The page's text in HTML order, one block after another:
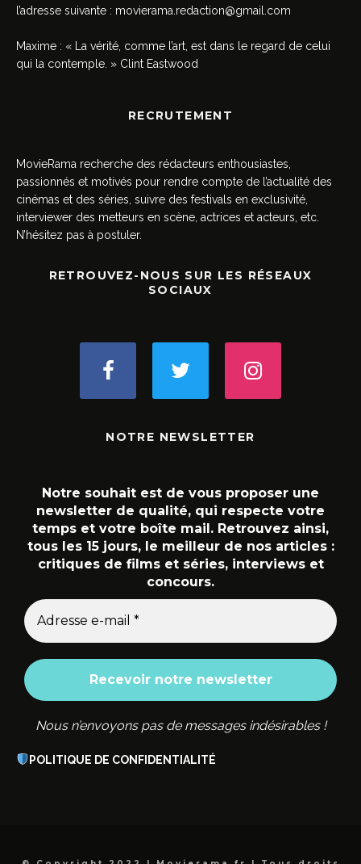
l’adresse suivante : movierama.redaction@gmail.com
Maxime : « La vérité, comme l’art, est dans le regard de celui
qui la contemple. » Clint Eastwood
RECRUTEMENT
MovieRama recherche des rédacteurs enthousiastes,
passionnés et motivés pour rendre compte de l’actualité des
cinémas et des séries, suivre des festivals en exclusivité,
interviewer des metteurs en scène, actrices et acteurs, etc.
N’hésitez pas à postuler.
RETROUVEZ-NOUS SUR LES RÉSEAUX
SOCIAUX
NOTRE NEWSLETTER
Notre souhait est de vous proposer une
newsletter de qualité, qui respecte votre
temps et votre boîte mail. Retrouvez ainsi,
tous les 15 jours, le meilleur de nos articles :
critiques de films et séries, interviews et
concours.
Nous n’envoyons pas de messages indésirables !
POLITIQUE DE CONFIDENTIALITÉ